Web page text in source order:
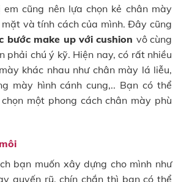
cũng nên lựa chọn kẻ chân mày
và tính cách của mình. Đây cũng
bước make up với cushion vô cùng
phải chú ý kỹ. Hiện nay, có rất nhiều
khác nhau như chân mày lá liễu,
mày hình cánh cung,.. Bạn có thể
một phong cách chân mày phù
bạn muốn xây dựng cho mình như
quyến rũ, chín chắn thì bạn có thể